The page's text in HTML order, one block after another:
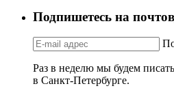
Подпишетесь на
Раз в неделю мы будем
в Санкт-Петербурге.